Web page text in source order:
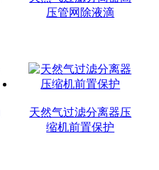
压管网除液滴
天然气过滤分离器压
缩机前置保护